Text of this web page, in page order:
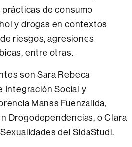
de consumo
y drogas en contextos
riesgos, agresiones
entre otras.
son Sara Rebeca
Integración Social y
Manss Fuenzalida,
Drogodependencias, o Clara
del SidaStudi.